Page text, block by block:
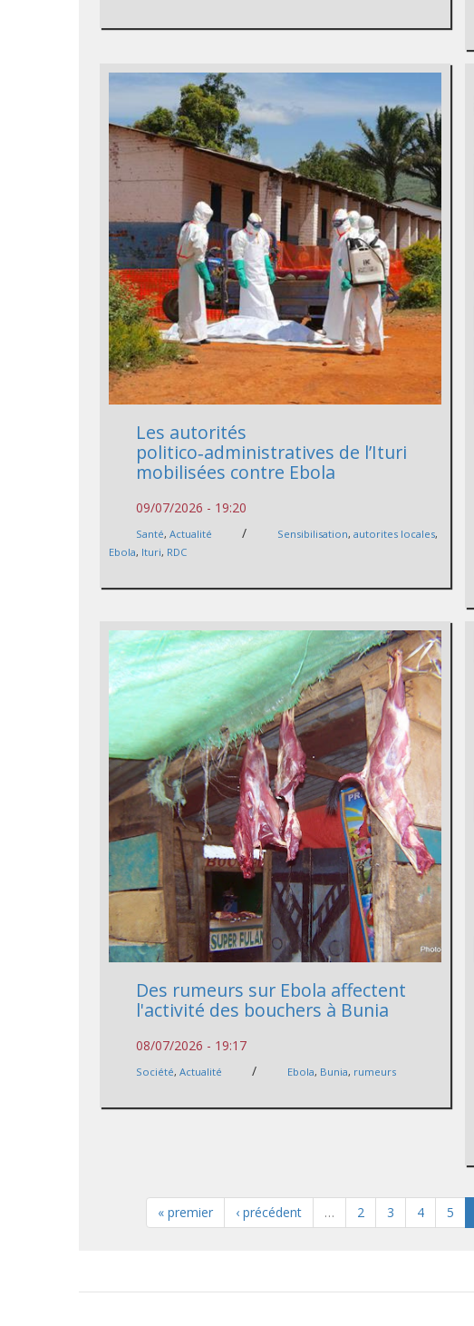
Les autorités
politico‑administratives de l’Ituri
mobilisées contre Ebola
09/07/2026 - 19:20
Santé,Actualité / Sensibilisation,autorites locales,
Ebola, Ituri, RDC
Des rumeurs sur Ebola affectent
l'activité des bouchers à Bunia
08/07/2026 - 19:17
Société,Actualité / Ebola, Bunia, rumeurs
« premier ‹ précédent … 2 3 4 5